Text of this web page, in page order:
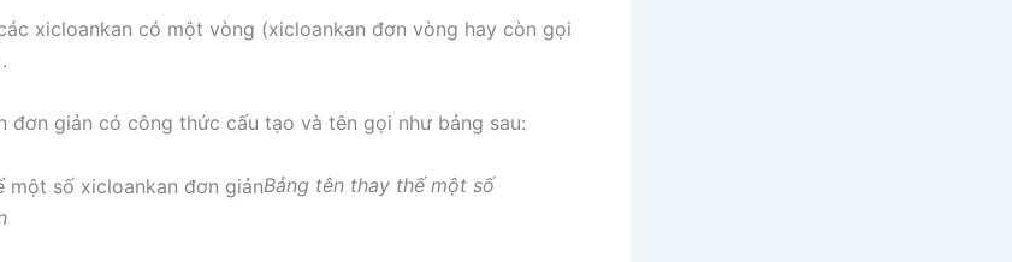
xicloankan có một vòng (xicloankan đơn vòng hay còn gọi
đơn giản có công thức cấu tạo và tên gọi như bảng sau:
Bảng tên thay thế một số